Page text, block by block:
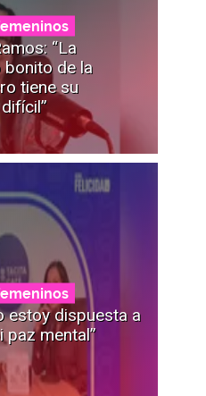
“La
bonito de la
tiene su
estoy dispuesta a
paz mental”